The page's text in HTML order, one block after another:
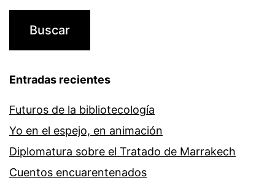
Entradas recientes
Futuros de la bibliotecología
Yo en el espejo, en animación
Diplomatura sobre el Tratado de Marrakech
Cuentos encuarentenados